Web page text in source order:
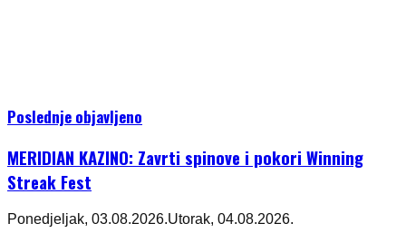
Poslednje objavljeno
MERIDIAN KAZINO: Zavrti spinove i pokori Winning
Streak Fest
Ponedjeljak, 03.08.2026.Utorak, 04.08.2026.